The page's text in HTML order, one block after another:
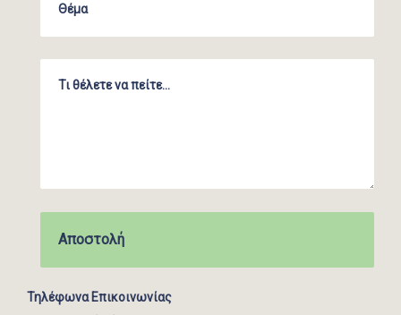
Τηλέφωνα Επικοινωνίας